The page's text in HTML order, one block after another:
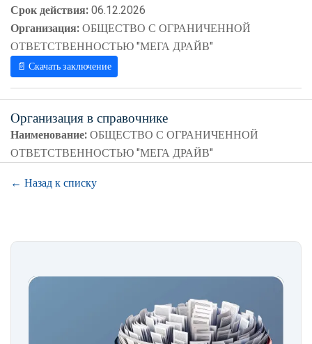
Срок действия:06.12.2026
Организация:ОБЩЕСТВО С ОГРАНИЧЕННОЙ
ОТВЕТСТВЕННОСТЬЮ "МЕГА ДРАЙВ"
📄 Скачать заключение
Организация в справочнике
Наименование:ОБЩЕСТВО С ОГРАНИЧЕННОЙ
ОТВЕТСТВЕННОСТЬЮ "МЕГА ДРАЙВ"
← Назад к списку